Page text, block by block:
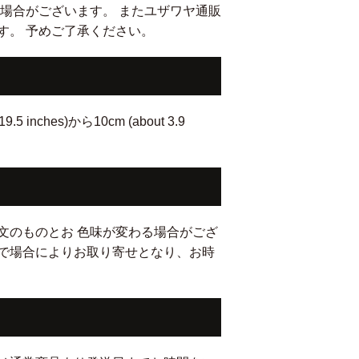
合がございます。 またユザワヤ通販
予めご了承ください。
inches)から10cm (about 3.9
のものとお 色味が変わる場合がござ
場合によりお取り寄せとなり、お時